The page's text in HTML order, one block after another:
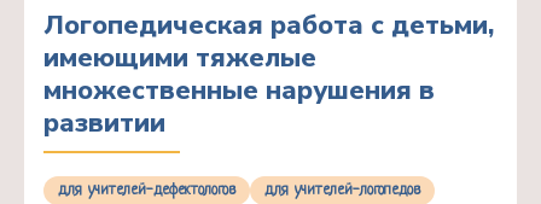
Логопедическая работа с детьми,
имеющими тяжелые
множественные нарушения в
развитии
для учителей-дефектологов для учителей-логопедов